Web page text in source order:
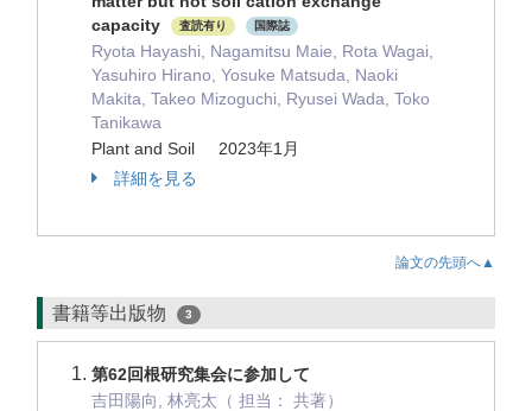
capacity
査読有り 国際誌
Ryota Hayashi, Nagamitsu Maie, Rota Wagai,
Yasuhiro Hirano, Yosuke Matsuda, Naoki
Makita, Takeo Mizoguchi, Ryusei Wada, Toko
Tanikawa
Plant and Soil 2023年1月
詳細を見る
論文の先頭へ▲
書籍等出版物 3
第62回根研究集会に参加して
吉田陽向, 林亮太（ 担当： 共著）